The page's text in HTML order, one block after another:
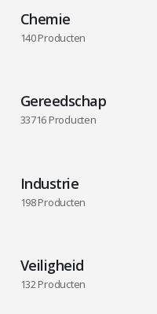
Chemie
140Producten
Gereedschap
33716 Producten
Industrie
198Producten
Veiligheid
132Producten